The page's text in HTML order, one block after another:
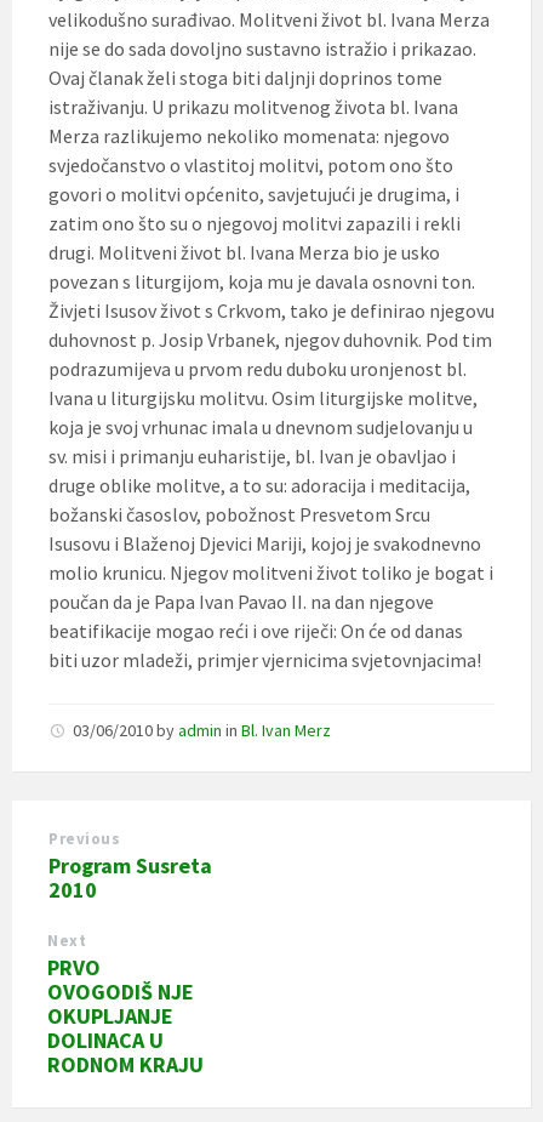
velikodušno surađivao. Molitveni život bl. Ivana Merza
nije se do sada dovoljno sustavno istražio i prikazao.
Ovaj članak želi stoga biti daljnji doprinos tome
istraživanju. U prikazu molitvenog života bl. Ivana
Merza razlikujemo nekoliko momenata: njegovo
svjedočanstvo o vlastitoj molitvi, potom ono što
govori o molitvi općenito, savjetujući je drugima, i
zatim ono što su o njegovoj molitvi zapazili i rekli
drugi. Molitveni život bl. Ivana Merza bio je usko
povezan s liturgijom, koja mu je davala osnovni ton.
Živjeti Isusov život s Crkvom, tako je definirao njegovu
duhovnost p. Josip Vrbanek, njegov duhovnik. Pod tim
podrazumijeva u prvom redu duboku uronjenost bl.
Ivana u liturgijsku molitvu. Osim liturgijske molitve,
koja je svoj vrhunac imala u dnevnom sudjelovanju u
sv. misi i primanju euharistije, bl. Ivan je obavljao i
druge oblike molitve, a to su: adoracija i meditacija,
božanski časoslov, pobožnost Presvetom Srcu
Isusovu i Blaženoj Djevici Mariji, kojoj je svakodnevno
molio krunicu. Njegov molitveni život toliko je bogat i
poučan da je Papa Ivan Pavao II. na dan njegove
beatifikacije mogao reći i ove riječi: On će od danas
biti uzor mladeži, primjer vjernicima svjetovnjacima!
03/06/2010byadmin in Bl. Ivan Merz
Previous
Program Susreta
2010
Next
PRVO
OVOGODIŠ NJE
OKUPLJANJE
DOLINACA U
RODNOM KRAJU